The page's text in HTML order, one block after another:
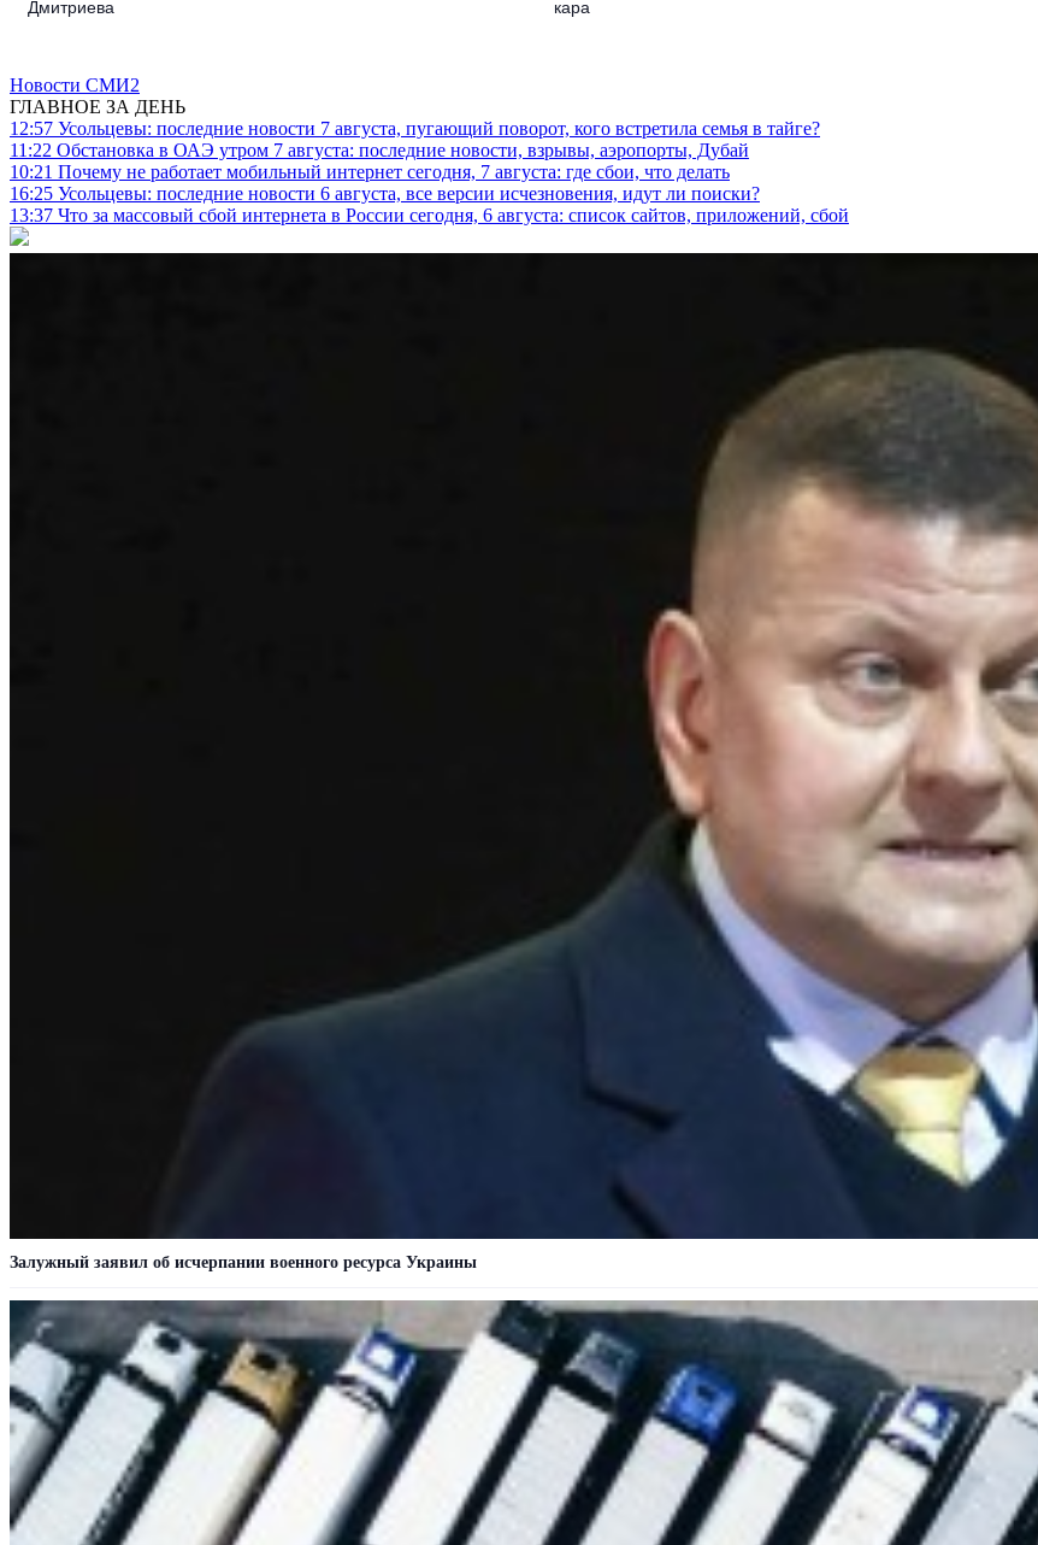
Дмитриева
кара
Новости СМИ2
ГЛАВНОЕ ЗА ДЕНЬ
12:57 Усольцевы: последние новости 7 августа, пугающий поворот, кого встретила семья в тайге?
11:22 Обстановка в ОАЭ утром 7 августа: последние новости, взрывы, аэропорты, Дубай
10:21 Почему не работает мобильный интернет сегодня, 7 августа: где сбои, что делать
16:25 Усольцевы: последние новости 6 августа, все версии исчезновения, идут ли поиски?
13:37 Что за массовый сбой интернета в России сегодня, 6 августа: список сайтов, приложений, сбой
Залужный заявил об исчерпании военного ресурса Украины